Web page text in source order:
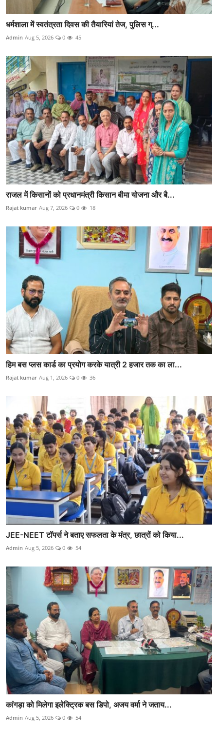
धर्मशाला में स्वतंत्रता दिवस की तैयारियां तेज, पुलिस ग्...
Admin Aug 5, 2026 0 45
राजल में किसानों को प्रधानमंत्री किसान बीमा योजना और बै...
Rajat kumar Aug 7, 2026 0 18
हिम बस प्लस कार्ड का प्रयोग करके यात्री 2 हजार तक का ला...
Rajat kumar Aug 1, 2026 0 36
JEE-NEET टॉपर्स ने बताए सफलता के मंत्र, छात्रों को किया...
Admin Aug 5, 2026 0 54
कांगड़ा को मिलेगा इलेक्ट्रिक बस डिपो, अजय वर्मा ने जताय...
Admin Aug 5, 2026 0 54